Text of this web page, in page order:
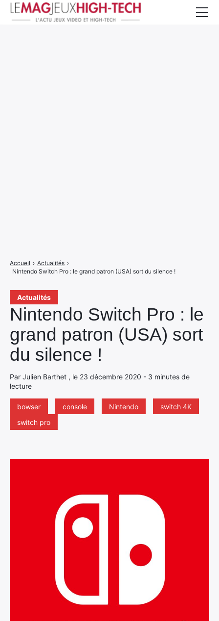
Actualités
Nintendo Switch Pro : le
grand patron (USA) sort
du silence !
Par Julien Barthet , le 23 décembre 2020 - 3 minutes de
lecture
bowser console Nintendo
switch 4K
switch pro
Accueil › Actualités ›
Nintendo Switch Pro : le grand patron (USA) sort du silence !